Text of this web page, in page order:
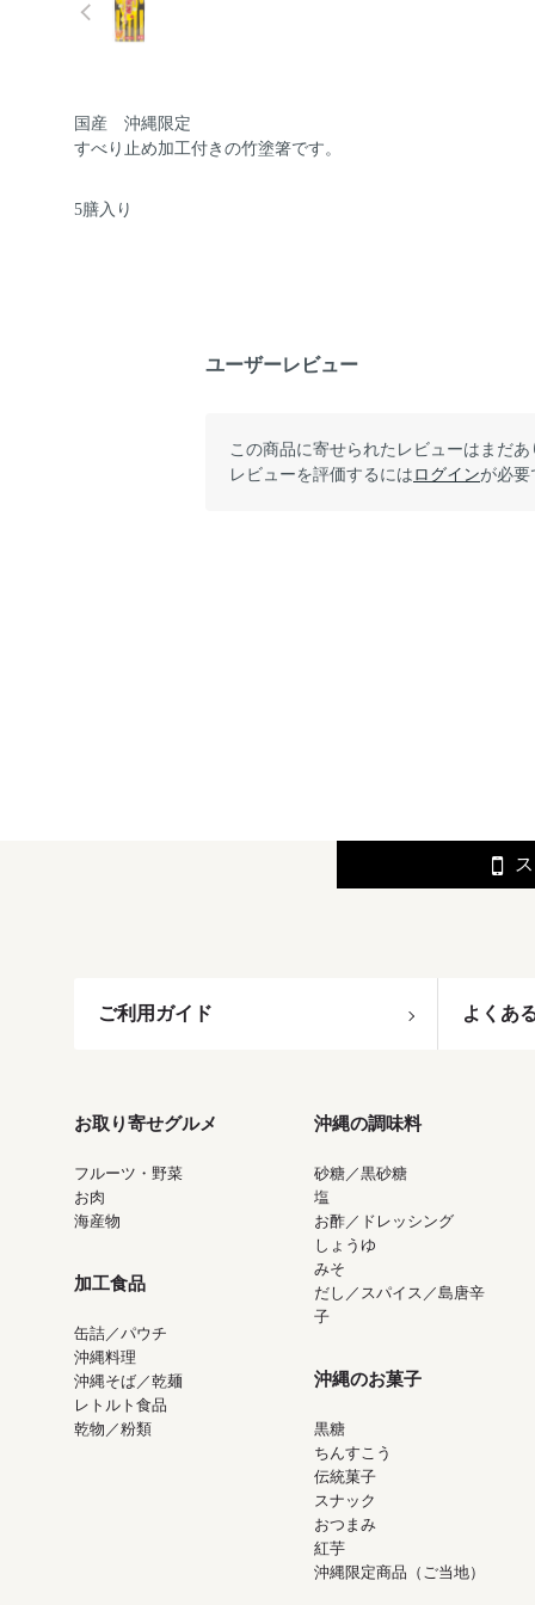
国産 沖縄限定
すべり止め加工付きの竹塗箸です。
5膳入り
ユーザーレビュー
この商品に寄せられたレビューはまだあ
レビューを評価するには ログインが必要
ご利用ガイド よくあ
お取り寄せグルメ
フルーツ・野菜
お肉
海産物
加工食品
缶詰／パウチ
沖縄料理
沖縄そば／乾麺
レトルト食品
乾物／粉類
沖縄の調味料
砂糖／黒砂糖
塩
お酢／ドレッシング
しょうゆ
みそ
だし／スパイス／島唐辛
子
沖縄のお菓子
黒糖
ちんすこう
伝統菓子
スナック
おつまみ
紅芋
沖縄限定商品（ご当地）